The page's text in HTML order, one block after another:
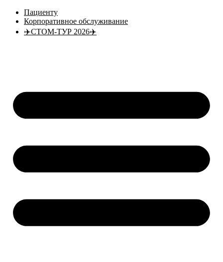
Перейти
содержимому
Пациенту
Корпоративное обслуживание
✈️СТОМ-ТУР 2026✈️